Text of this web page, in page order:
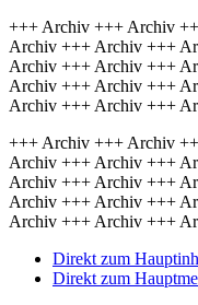
+++ Archiv +++ Archiv
Archiv +++ Archiv +++
Archiv +++ Archiv +++
Archiv +++ Archiv +++
Archiv +++ Archiv +++
+++ Archiv +++ Archiv
Archiv +++ Archiv +++
Archiv +++ Archiv +++
Archiv +++ Archiv +++
Archiv +++ Archiv +++
Direkt zum
Direkt zum